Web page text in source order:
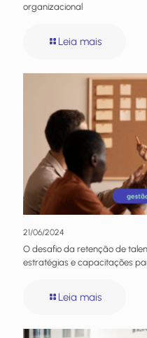
organizacional
Leia mais
21/06/2024
O desafio da retenção de
estratégias e capacitações
Leia mais